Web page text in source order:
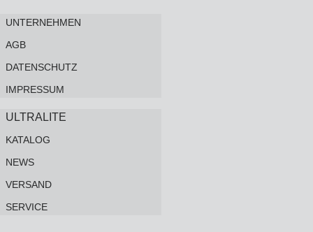
UNTERNEHMEN
AGB
DATENSCHUTZ
IMPRESSUM
ULTRALITE
KATALOG
NEWS
VERSAND
SERVICE